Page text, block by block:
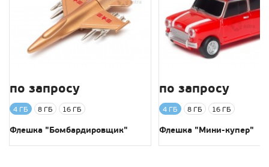
по запросу
4 ГБ 8 ГБ 16 ГБ
Флешка "Бомбардировщик"
по запросу
4 ГБ 8 ГБ 16 ГБ
Флешка "Мини-купер"